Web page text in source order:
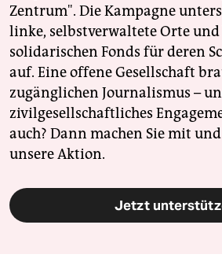
Zentrum". Die Kampagne
linke, selbstverwaltete Orte
solidarischen Fonds für deren
auf. Eine offene Gesellschaft
zugänglichen Journalismus –
zivilgesellschaftliches
auch? Dann machen Sie mit
unsere Aktion.
Jetzt